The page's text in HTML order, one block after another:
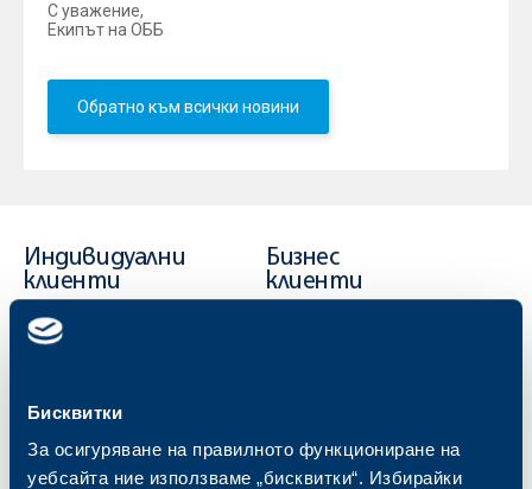
Бисквитки
За осигуряване на правилното функциониране на
уебсайта ние използваме „бисквитки“. Избирайки
С уважение,
Екипът на ОББ
Обратно към всички новини
Индивидуални
клиенти
Карти
Спестявания и инвестиции
Частно банкиране
Застраховки
Бизнес
клиенти
Пазари, инвестиционно банкиране